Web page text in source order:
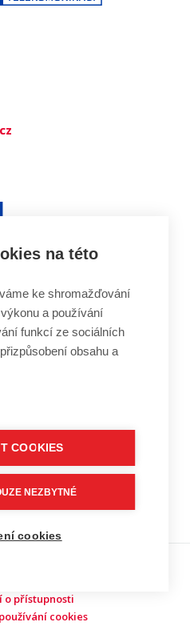
o přístupnosti
cookies
na této
ke shromažďování
a používání
funkcí ze sociálních
obsahu a
COOKIES
NEZBYTNÉ
cookies